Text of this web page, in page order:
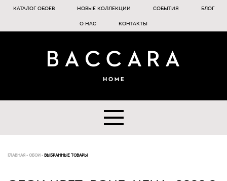
КАТАЛОГ ОБОЕВ НОВЫЕ КОЛЛЕКЦИИ СОБЫТИЯ БЛОГ
О НАС КОНТАКТЫ
ГЛАВНАЯ - ОБОИ - ВЫБРАННЫЕ ТОВАРЫ